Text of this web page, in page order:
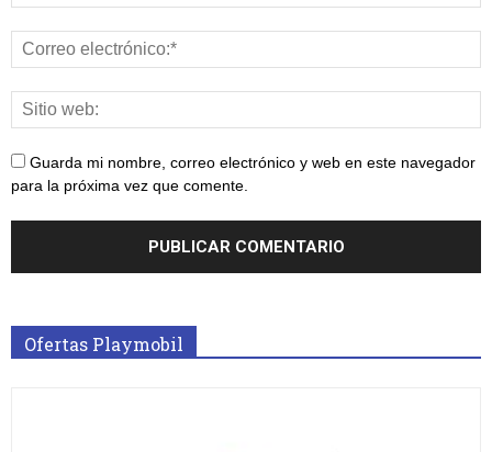
Guarda mi nombre, correo electrónico y web en este navegador
para la próxima vez que comente.
Ofertas Playmobil